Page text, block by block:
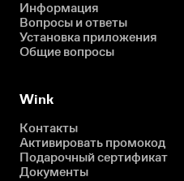
Информация
Вопросы и ответы
Установка приложения
Общие вопросы
Wink
Контакты
Активировать промокод
Подарочный сертификат
Документы